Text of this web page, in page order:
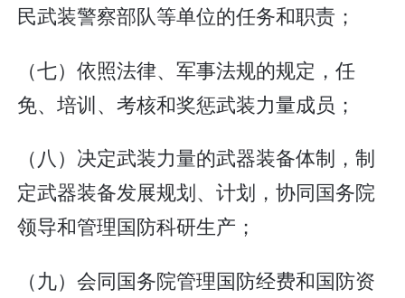
民武装警察部队等单位的任务和职责；
（七）依照法律、军事法规的规定，任
免、培训、考核和奖惩武装力量成员；
（八）决定武装力量的武器装备体制，制
定武器装备发展规划、计划，协同国务院
领导和管理国防科研生产；
（九）会同国务院管理国防经费和国防资